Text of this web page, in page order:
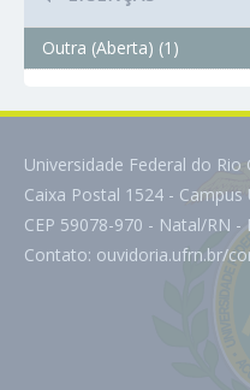
Outra (Aberta) (1)
Universidade Federal do
Caixa Postal 1524 -
CEP 59078-970 - Natal/RN -
Contato: ouvidoria.ufrn.br/